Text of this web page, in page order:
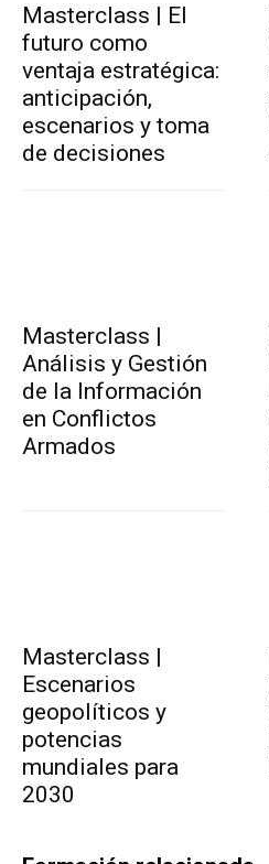
Masterclass | El
futuro como
ventaja estratégica:
anticipación,
escenarios y toma
de decisiones
Masterclass |
Análisis y Gestión
de la Información
en Conflictos
Armados
Masterclass |
Escenarios
geopolíticos y
potencias
mundiales para
2030